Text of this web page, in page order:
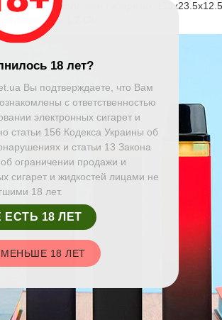
на 800 mAh при габаритах
1.2 Ом.
18 лет?
Вы подтверждаете, что Вам
с ответственностью
электронных сигарет и
статьи 156 Кодекса Украины об
и статьи 13 Закона
ограничении продажи и
сигарет и жидкостей лицами не
18 лет.
ЕСТЬ 18 ЛЕТ
18 ЛЕТ